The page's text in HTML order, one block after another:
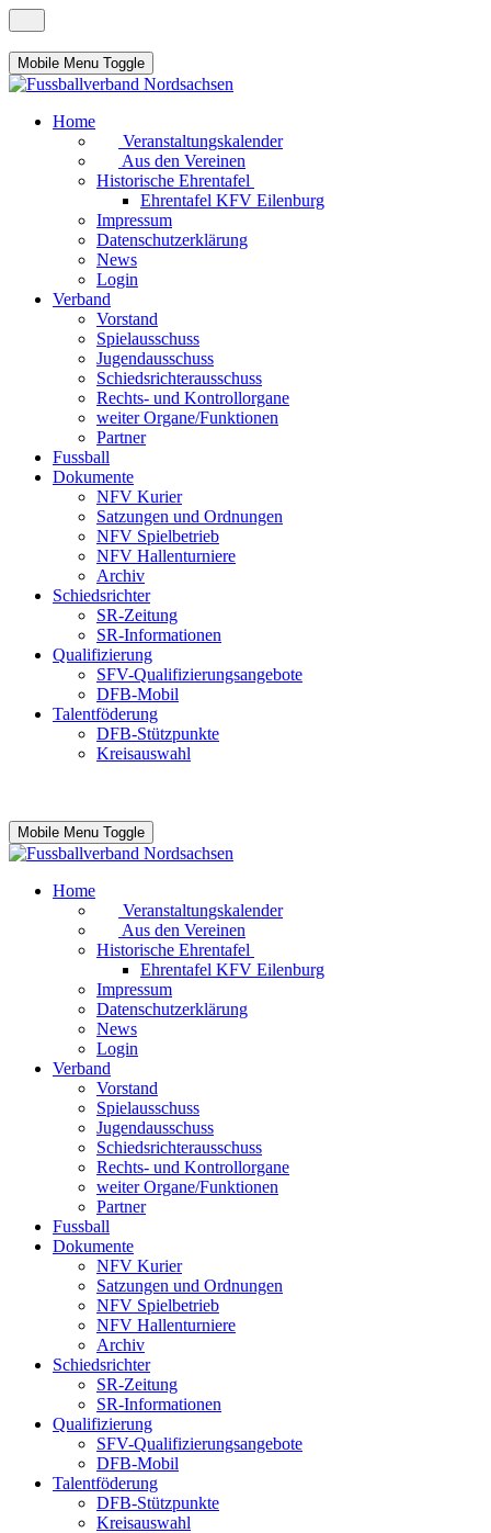
Mobile Menu Toggle
Home
Veranstaltungskalender
Aus den Vereinen
Historische Ehrentafel
Ehrentafel KFV Eilenburg
Impressum
Datenschutzerklärung
News
Login
Verband
Vorstand
Spielausschuss
Jugendausschuss
Schiedsrichterausschuss
Rechts- und Kontrollorgane
weiter Organe/Funktionen
Partner
Fussball
Dokumente
NFV Kurier
Satzungen und Ordnungen
NFV Spielbetrieb
NFV Hallenturniere
Archiv
Schiedsrichter
SR-Zeitung
SR-Informationen
Qualifizierung
SFV-Qualifizierungsangebote
DFB-Mobil
Talentföderung
DFB-Stützpunkte
Kreisauswahl
Mobile Menu Toggle
Home
Veranstaltungskalender
Aus den Vereinen
Historische Ehrentafel
Ehrentafel KFV Eilenburg
Impressum
Datenschutzerklärung
News
Login
Verband
Vorstand
Spielausschuss
Jugendausschuss
Schiedsrichterausschuss
Rechts- und Kontrollorgane
weiter Organe/Funktionen
Partner
Fussball
Dokumente
NFV Kurier
Satzungen und Ordnungen
NFV Spielbetrieb
NFV Hallenturniere
Archiv
Schiedsrichter
SR-Zeitung
SR-Informationen
Qualifizierung
SFV-Qualifizierungsangebote
DFB-Mobil
Talentföderung
DFB-Stützpunkte
Kreisauswahl